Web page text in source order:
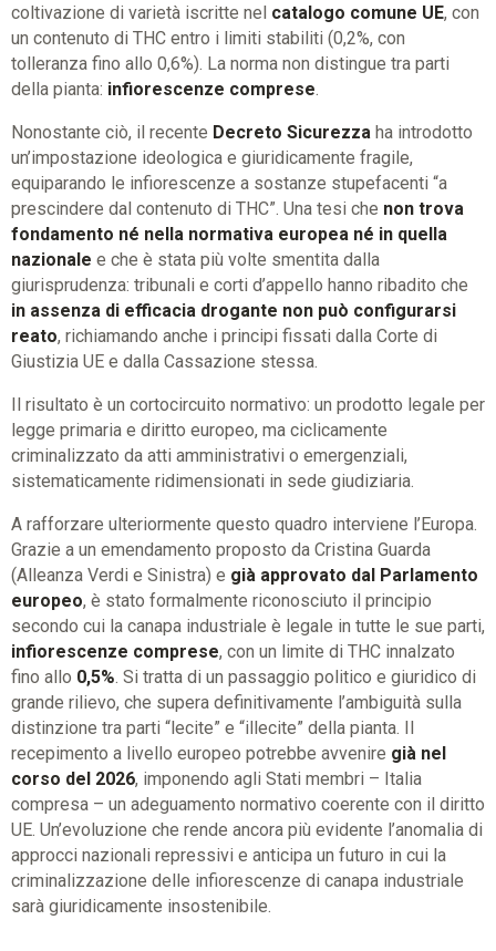
coltivazione di varietà iscritte nel catalogo comune UE, con
un contenuto di THC entro i limiti stabiliti (0,2%, con
tolleranza fino allo 0,6%). La norma non distingue tra parti
della pianta: infiorescenze comprese.
Nonostante ciò, il recente Decreto Sicurezza ha introdotto
un’impostazione ideologica e giuridicamente fragile,
equiparando le infiorescenze a sostanze stupefacenti “a
prescindere dal contenuto di THC”. Una tesi che non trova
fondamento né nella normativa europea né in quella
nazionale e che è stata più volte smentita dalla
giurisprudenza: tribunali e corti d’appello hanno ribadito che
in assenza di efficacia drogante non può configurarsi
reato, richiamando anche i principi fissati dalla Corte di
Giustizia UE e dalla Cassazione stessa.
Il risultato è un cortocircuito normativo: un prodotto legale per
legge primaria e diritto europeo, ma ciclicamente
criminalizzato da atti amministrativi o emergenziali,
sistematicamente ridimensionati in sede giudiziaria.
A rafforzare ulteriormente questo quadro interviene l’Europa.
Grazie a un emendamento proposto da Cristina Guarda
(Alleanza Verdi e Sinistra) e già approvato dal Parlamento
europeo, è stato formalmente riconosciuto il principio
secondo cui la canapa industriale è legale in tutte le sue parti,
infiorescenze comprese, con un limite di THC innalzato
fino allo 0,5%. Si tratta di un passaggio politico e giuridico di
grande rilievo, che supera definitivamente l’ambiguità sulla
distinzione tra parti “lecite” e “illecite” della pianta. Il
recepimento a livello europeo potrebbe avvenire già nel
corso del 2026, imponendo agli Stati membri – Italia
compresa – un adeguamento normativo coerente con il diritto
UE. Un’evoluzione che rende ancora più evidente l’anomalia di
approcci nazionali repressivi e anticipa un futuro in cui la
criminalizzazione delle infiorescenze di canapa industriale
sarà giuridicamente insostenibile.